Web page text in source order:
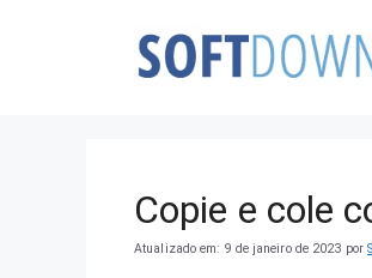
Copie e cole
Atualizado em: 9 de janeiro de 2023 por